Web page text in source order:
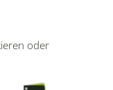
oder